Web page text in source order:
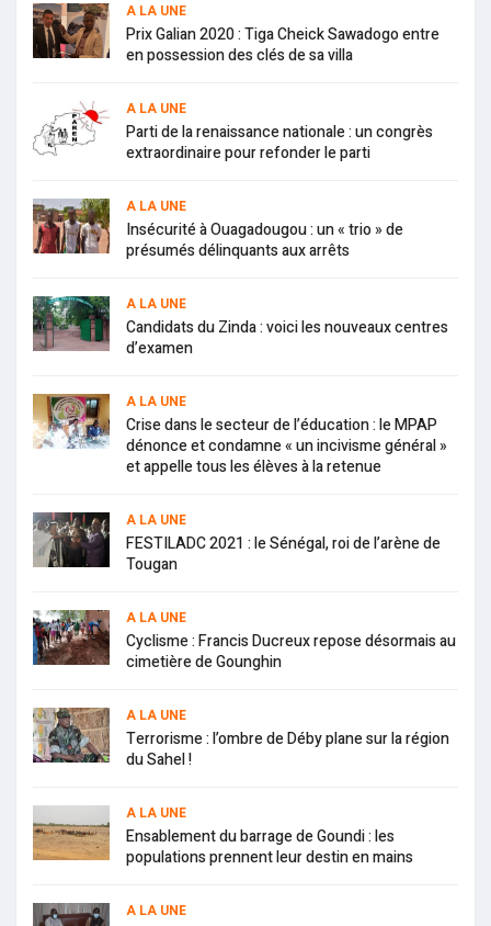
A LA UNE
Prix Galian 2020 : Tiga Cheick Sawadogo entre
en possession des clés de sa villa
A LA UNE
Parti de la renaissance nationale : un congrès
extraordinaire pour refonder le parti
A LA UNE
Insécurité à Ouagadougou : un « trio » de
présumés délinquants aux arrêts
A LA UNE
Candidats du Zinda : voici les nouveaux centres
d’examen
A LA UNE
Crise dans le secteur de l’éducation : le MPAP
dénonce et condamne « un incivisme général »
et appelle tous les élèves à la retenue
A LA UNE
FESTILADC 2021 : le Sénégal, roi de l’arène de
Tougan
A LA UNE
Cyclisme : Francis Ducreux repose désormais au
cimetière de Gounghin
A LA UNE
Terrorisme : l’ombre de Déby plane sur la région
du Sahel !
A LA UNE
Ensablement du barrage de Goundi : les
populations prennent leur destin en mains
A LA UNE